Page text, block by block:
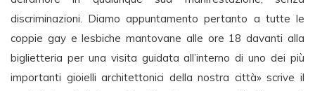
discriminazioni. Diamo appuntamento pertanto a tutte le
coppie gay e lesbiche mantovane alle ore 18 davanti alla
biglietteria per una visita guidata all’interno di uno dei più
importanti gioielli architettonici della nostra città» scrive il